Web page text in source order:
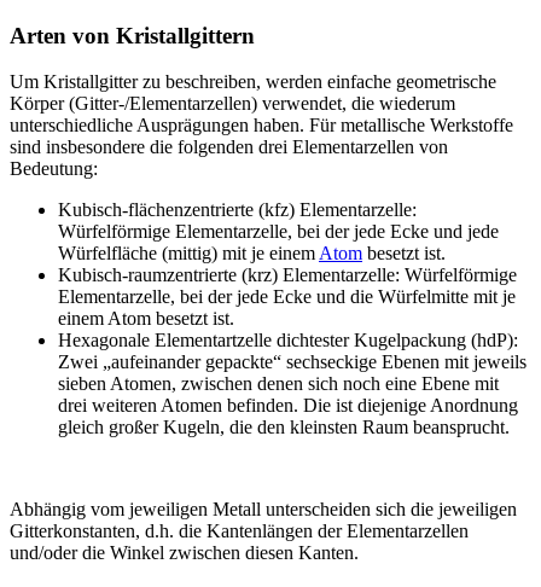
Arten von Kristallgittern
Um Kristallgitter zu beschreiben, werden einfache geometrische
Körper (Gitter-/Elementarzellen) verwendet, die wiederum
unterschiedliche Ausprägungen haben. Für metallische Werkstoffe
sind insbesondere die folgenden drei Elementarzellen von
Bedeutung:
Kubisch-flächenzentrierte (kfz) Elementarzelle:
Würfelförmige Elementarzelle, bei der jede Ecke und jede
Würfelfläche (mittig) mit je einemAtom besetzt ist.
Kubisch-raumzentrierte (krz) Elementarzelle: Würfelförmige
Elementarzelle, bei der jede Ecke und die Würfelmitte mit je
einem Atom besetzt ist.
Hexagonale Elementartzelle dichtester Kugelpackung (hdP):
Zwei „aufeinander gepackte“ sechseckige Ebenen mit jeweils
sieben Atomen, zwischen denen sich noch eine Ebene mit
drei weiteren Atomen befinden. Die ist diejenige Anordnung
gleich großer Kugeln, die den kleinsten Raum beansprucht.
Abhängig vom jeweiligen Metall unterscheiden sich die jeweiligen
Gitterkonstanten, d.h. die Kantenlängen der Elementarzellen
und/oder die Winkel zwischen diesen Kanten.